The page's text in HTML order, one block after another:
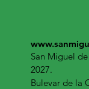
San Miguel
2027.
Bulevar de la